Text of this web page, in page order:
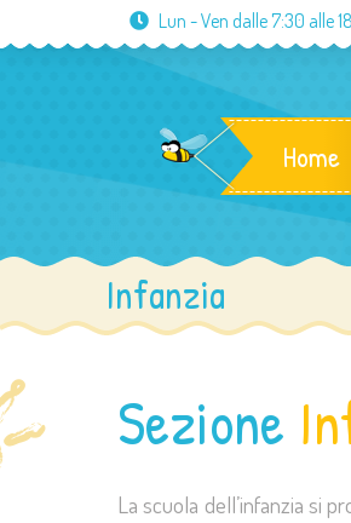
Lun - Ven dalle7:30 alle
Home
Infanzia
Sezione
La scuola dell’infanzia si